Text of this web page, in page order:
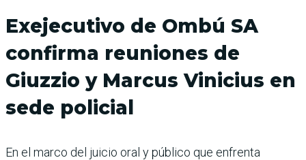
Exejecutivo de Ombú SA
confirma reuniones de
Giuzzio y Marcus Vinicius en
sede policial
En el marco del juicio oral y público que enfrenta